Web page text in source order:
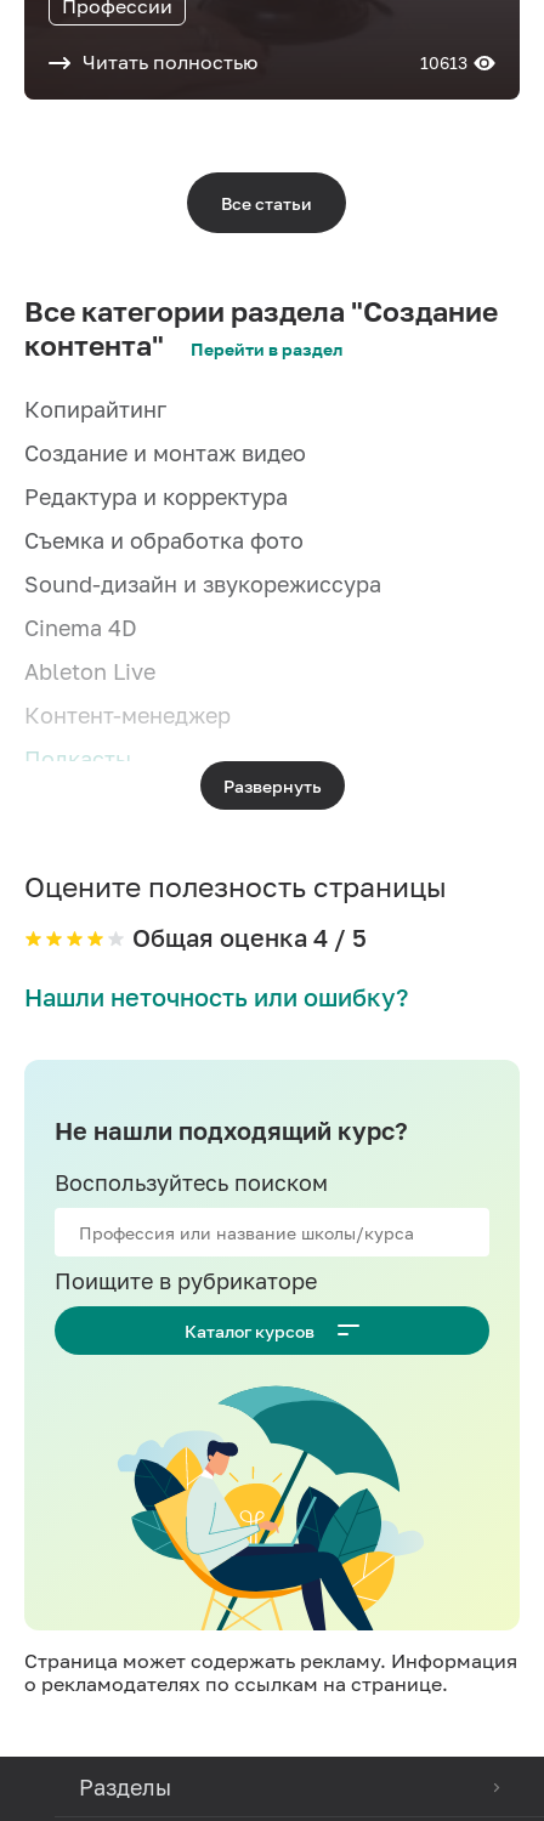
Профессии
Читать полностью 10613
Все статьи
Все категории раздела "Создание
контента"
Перейти в раздел
Копирайтинг
Создание и монтаж видео
Редактура и корректура
Съемка и обработка фото
Sound-дизайн и звукорежиссура
Cinema 4D
Ableton Live
Контент-менеджер
Подкасты
Сценарий и режиссура
Продюсирование
Блоггинг
Развернуть
Оцените полезность страницы
Общая оценка 4/ 5
Нашли неточность или ошибку?
Не нашли подходящий курс?
Воспользуйтесь поиском
Поищите в рубрикаторе
Каталог курсов
Страница может содержать рекламу. Информация
о рекламодателях по ссылкам на странице.
Разделы